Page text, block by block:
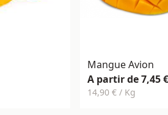
Mangue Avion
A partir de 7,45 €
14,90 € / Kg